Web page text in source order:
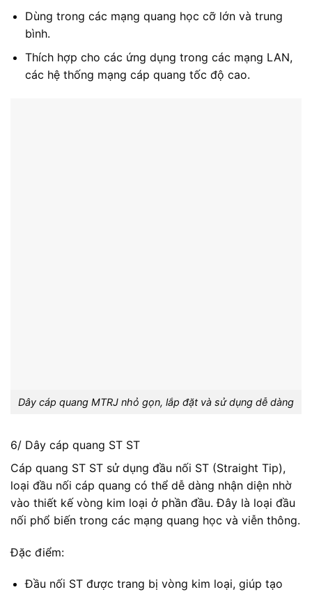
Dùng trong các mạng quang học cỡ lớn và trung
bình.
Thích hợp cho các ứng dụng trong các mạng LAN,
các hệ thống mạng cáp quang tốc độ cao.
Dây cáp quang MTRJ nhỏ gọn, lắp đặt và sử dụng dễ dàng
6/ Dây cáp quang ST ST
Cáp quang ST ST sử dụng đầu nối ST (Straight Tip),
loại đầu nối cáp quang có thể dễ dàng nhận diện nhờ
vào thiết kế vòng kim loại ở phần đầu. Đây là loại đầu
nối phổ biến trong các mạng quang học và viễn thông.
Đặc điểm:
Đầu nối ST được trang bị vòng kim loại, giúp tạo